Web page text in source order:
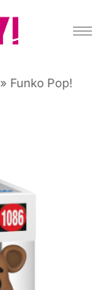
» Funko Pop!